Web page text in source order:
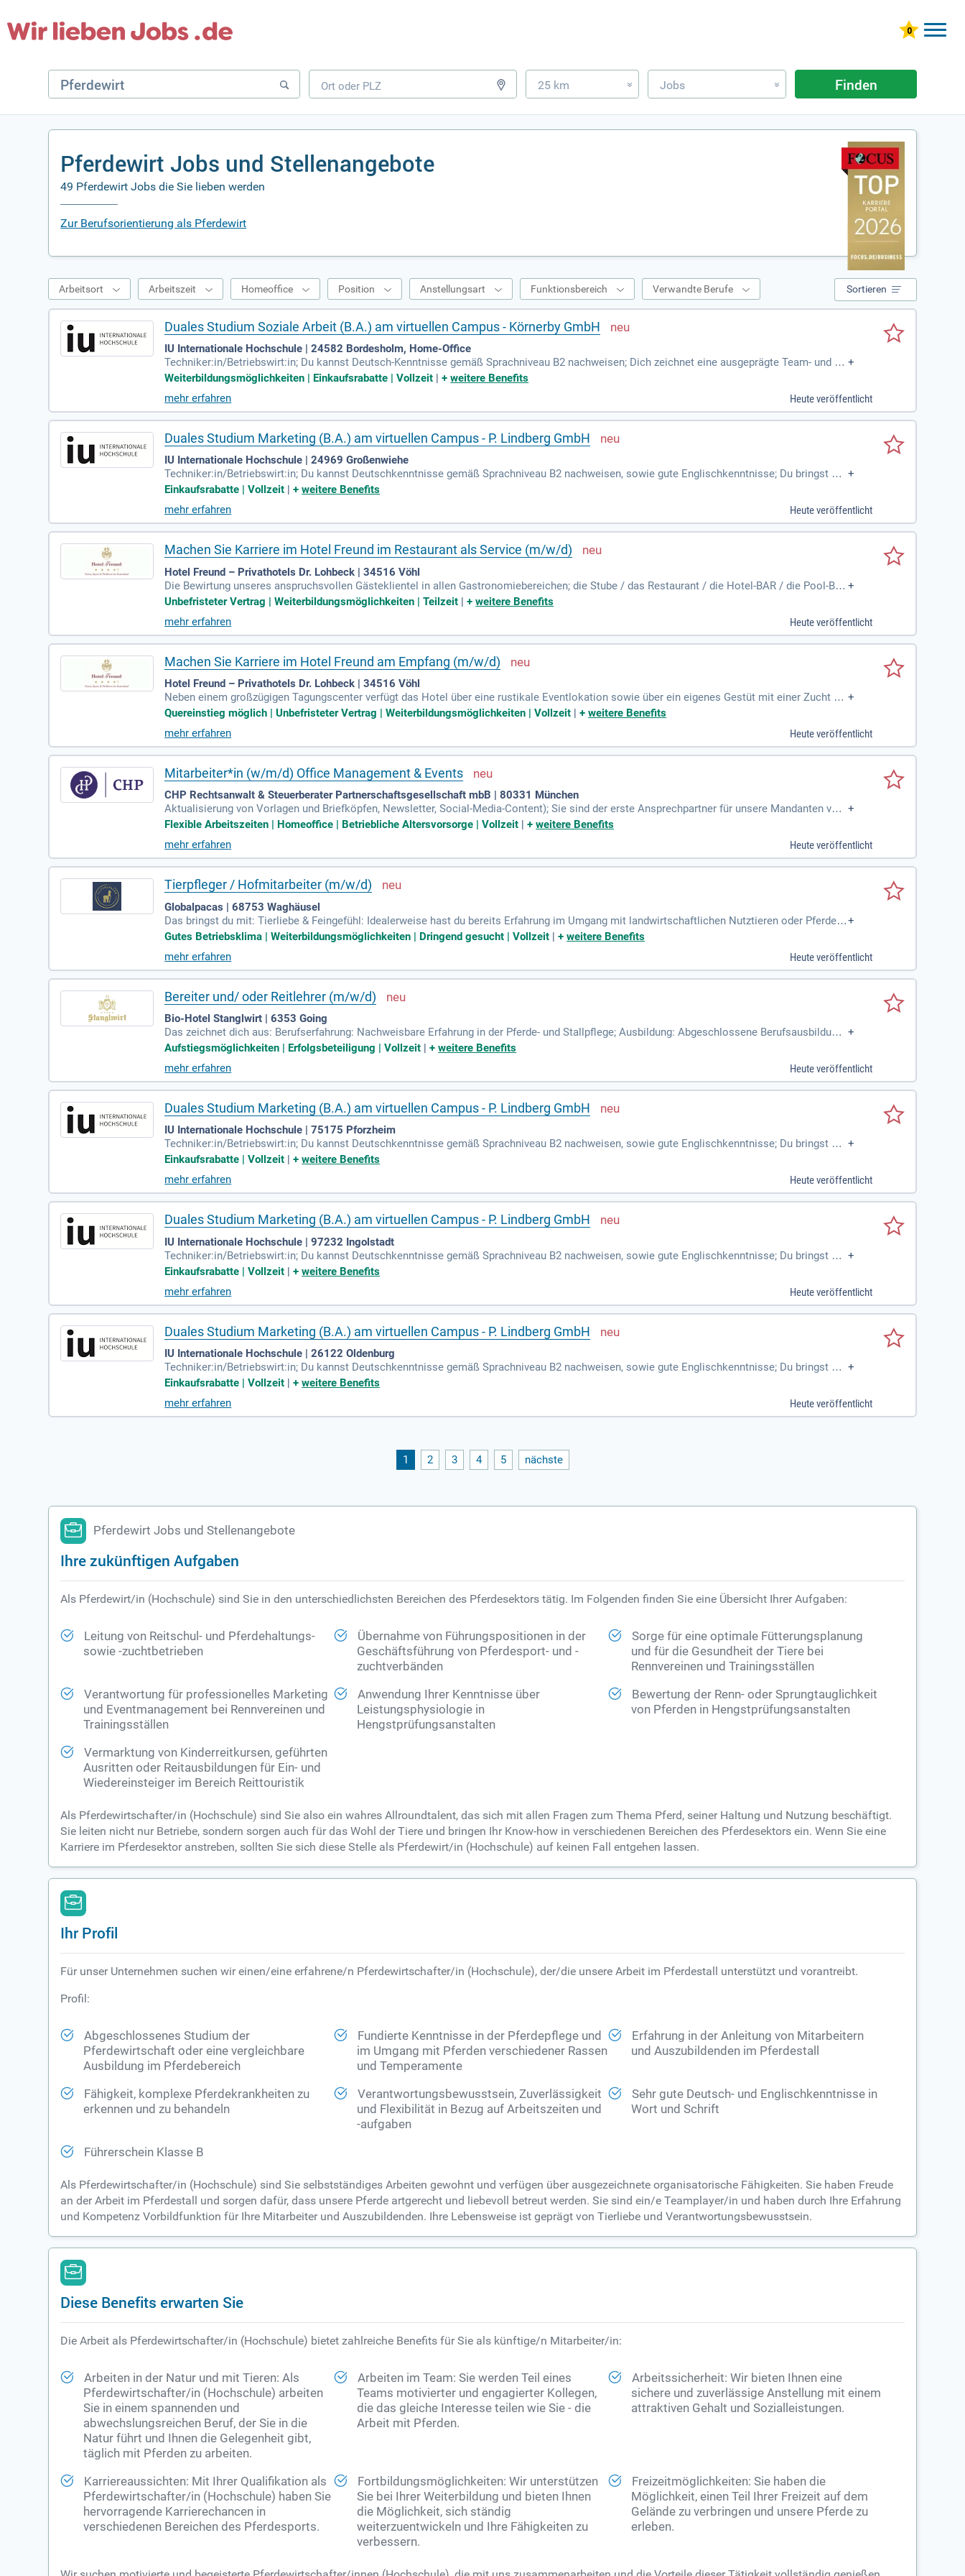
25 km » Jobs » Finden
Pferdewirt Jobs und Stellenangebote
49 Pferdewirt Jobs die Sie lieben werden
Zur Berufsorientierung als Pferdewirt
Arbeitsort Arbeitszeit Homeoffice Position Anstellungsart Funktionsbereich Verwandte Berufe Sortieren
Duales Studium Soziale Arbeit (B.A.) am virtuellen Campus - Körnerby GmbH
IU Internationale Hochschule | 24582 Bordesholm, Home-Office
Techniker:in/Betriebswirt:in; Du kannst Deutsch-Kenntnisse gemäß Sprachniveau B2 nachweisen; Dich zeichnet eine ausgeprägte Team- und Ko
mmunikationsfähigkeit aus; Du bleibst auch in stressigen und hektischen Situationen ruhig und behältst den Überblick
+
Weiterbildungsmöglichkeiten | Einkaufsrabatte | Vollzeit |+weitere Benefits
mehr erfahren
Heute veröffentlicht
Duales Studium Marketing (B.A.) am virtuellen Campus - P. Lindberg GmbH
IU Internationale Hochschule | 24969 Großenwiehe
Techniker:in/Betriebswirt:in; Du kannst Deutschkenntnisse gemäß Sprachniveau B2 nachweisen, sowie gute Englischkenntnisse; Du bringst Erf
ahrung auf den Marktplätzen Ebay und Amazon mit, weitere Marktplatzerfahrung ist wünschenswert.
+
Einkaufsrabatte | Vollzeit |+weitere Benefits
mehr erfahren
Heute veröffentlicht
Machen Sie Karriere im Hotel Freund im Restaurant als Service (m/w/d)
Hotel Freund – Privathotels Dr. Lohbeck | 34516 Vöhl
Die Bewirtung unseres anspruchsvollen Gästeklientel in allen Gastronomiebereichen; die Stube / das Restaurant / die Hotel-BAR / die Pool-BA
R / Terrasse / Grimm; Haus; gemeinsam mit Ihren Kollegen sorgen Sie für die Zufriedenheit unsrer Gäste.
+
Unbefristeter Vertrag | Weiterbildungsmöglichkeiten | Teilzeit |+weitere Benefits
mehr erfahren
Heute veröffentlicht
Machen Sie Karriere im Hotel Freund am Empfang (m/w/d)
Hotel Freund – Privathotels Dr. Lohbeck | 34516 Vöhl
Neben einem großzügigen Tagungscenter verfügt das Hotel über eine rustikale Eventlokation sowie über ein eigenes Gestüt mit einer Zucht vo
n Finnpferden: Anstellungsart: Vollzeit.
+
Quereinstieg möglich | Unbefristeter Vertrag | Weiterbildungsmöglichkeiten | Vollzeit |+weitere Benefits
mehr erfahren
Heute veröffentlicht
Mitarbeiter*in (w/m/d) Office Management & Events
CHP Rechtsanwalt & Steuerberater Partnerschaftsgesellschaft mbB | 80331 München
Aktualisierung von Vorlagen und Briefköpfen, Newsletter, Social-Media-Content); Sie sind der erste Ansprechpartner für unsere Mandanten vor
Ort und stellen einen professionellen Empfang und Bewirtung sicher (inkl.
+
Flexible Arbeitszeiten | Homeoffice | Betriebliche Altersvorsorge | Vollzeit |+weitere Benefits
mehr erfahren
Heute veröffentlicht
Tierpfleger / Hofmitarbeiter (m/w/d)
Globalpacas | 68753 Waghäusel
Das bringst du mit: Tierliebe & Feingefühl: Idealerweise hast du bereits Erfahrung im Umgang mit landwirtschaftlichen Nutztieren oder Pferden/
Alpakas. Das ist aber kein Muss. Hauptsache du liebst Tiere!
+
Gutes Betriebsklima | Weiterbildungsmöglichkeiten | Dringend gesucht | Vollzeit |+weitere Benefits
mehr erfahren
Heute veröffentlicht
Bereiter und/ oder Reitlehrer (m/w/d)
Bio-Hotel Stanglwirt | 6353 Going
Das zeichnet dich aus: Berufserfahrung: Nachweisbare Erfahrung in der Pferde- und Stallpflege; Ausbildung: Abgeschlossene Berufsausbildung
im Bereich Pferdewirtschaft, Landwirtschaft oder Tierpflege, oder gleichwertige Kenntnisse sowie Qualifikation zum
+
Aufstiegsmöglichkeiten | Erfolgsbeteiligung | Vollzeit |+weitere Benefits
mehr erfahren
Heute veröffentlicht
Duales Studium Marketing (B.A.) am virtuellen Campus - P. Lindberg GmbH
IU Internationale Hochschule | 75175 Pforzheim
Techniker:in/Betriebswirt:in; Du kannst Deutschkenntnisse gemäß Sprachniveau B2 nachweisen, sowie gute Englischkenntnisse; Du bringst Erf
ahrung auf den Marktplätzen Ebay und Amazon mit, weitere Marktplatzerfahrung ist wünschenswert.
+
Einkaufsrabatte | Vollzeit |+weitere Benefits
mehr erfahren
Heute veröffentlicht
Duales Studium Marketing (B.A.) am virtuellen Campus - P. Lindberg GmbH
IU Internationale Hochschule | 97232 Ingolstadt
Techniker:in/Betriebswirt:in; Du kannst Deutschkenntnisse gemäß Sprachniveau B2 nachweisen, sowie gute Englischkenntnisse; Du bringst Erf
ahrung auf den Marktplätzen Ebay und Amazon mit, weitere Marktplatzerfahrung ist wünschenswert.
+
Einkaufsrabatte | Vollzeit |+weitere Benefits
mehr erfahren
Heute veröffentlicht
Duales Studium Marketing (B.A.) am virtuellen Campus - P. Lindberg GmbH
IU Internationale Hochschule | 26122 Oldenburg
Techniker:in/Betriebswirt:in; Du kannst Deutschkenntnisse gemäß Sprachniveau B2 nachweisen, sowie gute Englischkenntnisse; Du bringst Erf
ahrung auf den Marktplätzen Ebay und Amazon mit, weitere Marktplatzerfahrung ist wünschenswert.
+
Einkaufsrabatte | Vollzeit |+weitere Benefits
mehr erfahren
Heute veröffentlicht
1 2 3 4 5 nächste
Pferdewirt Jobs und Stellenangebote
Ihre zukünftigen Aufgaben
Als Pferdewirt/in (Hochschule) sind Sie in den unterschiedlichsten Bereichen des Pferdesektors tätig. Im Folgenden finden Sie eine Übersicht Ihrer Aufgaben:
Leitung von Reitschul- und Pferdehaltungs-
sowie -zuchtbetrieben
Übernahme von Führungspositionen in der
Geschäftsführung von Pferdesport- und -
zuchtverbänden
Sorge für eine optimale Fütterungsplanung
und für die Gesundheit der Tiere bei
Rennvereinen und Trainingsställen
Verantwortung für professionelles Marketing
und Eventmanagement bei Rennvereinen und
Trainingsställen
Anwendung Ihrer Kenntnisse über
Leistungsphysiologie in
Hengstprüfungsanstalten
Bewertung der Renn- oder Sprungtauglichkeit
von Pferden in Hengstprüfungsanstalten
Vermarktung von Kinderreitkursen, geführten
Ausritten oder Reitausbildungen für Ein- und
Wiedereinsteiger im Bereich Reittouristik
Als Pferdewirtschafter/in (Hochschule) sind Sie also ein wahres Allroundtalent, das sich mit allen Fragen zum Thema Pferd, seiner Haltung und Nutzung beschäftigt.
Sie leiten nicht nur Betriebe, sondern sorgen auch für das Wohl der Tiere und bringen Ihr Know-how in verschiedenen Bereichen des Pferdesektors ein. Wenn Sie eine
Karriere im Pferdesektor anstreben, sollten Sie sich diese Stelle als Pferdewirt/in (Hochschule) auf keinen Fall entgehen lassen.
Ihr Profil
Für unser Unternehmen suchen wir einen/eine erfahrene/n Pferdewirtschafter/in (Hochschule), der/die unsere Arbeit im Pferdestall unterstützt und vorantreibt.
Profil:
Abgeschlossenes Studium der
Pferdewirtschaft oder eine vergleichbare
Ausbildung im Pferdebereich
Fundierte Kenntnisse in der Pferdepflege und
im Umgang mit Pferden verschiedener Rassen
und Temperamente
Erfahrung in der Anleitung von Mitarbeitern
und Auszubildenden im Pferdestall
Fähigkeit, komplexe Pferdekrankheiten zu
erkennen und zu behandeln
Verantwortungsbewusstsein, Zuverlässigkeit
und Flexibilität in Bezug auf Arbeitszeiten und
-aufgaben
Sehr gute Deutsch- und Englischkenntnisse in
Wort und Schrift
Führerschein Klasse B
Als Pferdewirtschafter/in (Hochschule) sind Sie selbstständiges Arbeiten gewohnt und verfügen über ausgezeichnete organisatorische Fähigkeiten. Sie haben Freude
an der Arbeit im Pferdestall und sorgen dafür, dass unsere Pferde artgerecht und liebevoll betreut werden. Sie sind ein/e Teamplayer/in und haben durch Ihre Erfahrung
und Kompetenz Vorbildfunktion für Ihre Mitarbeiter und Auszubildenden. Ihre Lebensweise ist geprägt von Tierliebe und Verantwortungsbewusstsein.
Diese Benefits erwarten Sie
Die Arbeit als Pferdewirtschafter/in (Hochschule) bietet zahlreiche Benefits für Sie als künftige/n Mitarbeiter/in:
Arbeiten in der Natur und mit Tieren: Als
Pferdewirtschafter/in (Hochschule) arbeiten
Sie in einem spannenden und
abwechslungsreichen Beruf, der Sie in die
Natur führt und Ihnen die Gelegenheit gibt,
täglich mit Pferden zu arbeiten.
Arbeiten im Team: Sie werden Teil eines
Teams motivierter und engagierter Kollegen,
die das gleiche Interesse teilen wie Sie - die
Arbeit mit Pferden.
Arbeitssicherheit: Wir bieten Ihnen eine
sichere und zuverlässige Anstellung mit einem
attraktiven Gehalt und Sozialleistungen.
Karriereaussichten: Mit Ihrer Qualifikation als
Pferdewirtschafter/in (Hochschule) haben Sie
hervorragende Karrierechancen in
verschiedenen Bereichen des Pferdesports.
Fortbildungsmöglichkeiten: Wir unterstützen
Sie bei Ihrer Weiterbildung und bieten Ihnen
die Möglichkeit, sich ständig
weiterzuentwickeln und Ihre Fähigkeiten zu
verbessern.
Freizeitmöglichkeiten: Sie haben die
Möglichkeit, einen Teil Ihrer Freizeit auf dem
Gelände zu verbringen und unsere Pferde zu
erleben.